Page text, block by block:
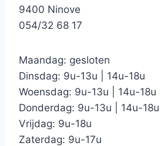
9400 Ninove
054/32 68 17
Maandag: gesloten
Dinsdag: 9u-13u | 14u-18u
Woensdag: 9u-13u | 14u-18u
Donderdag: 9u-13u | 14u-18u
Vrijdag: 9u-18u
Zaterdag: 9u-17u